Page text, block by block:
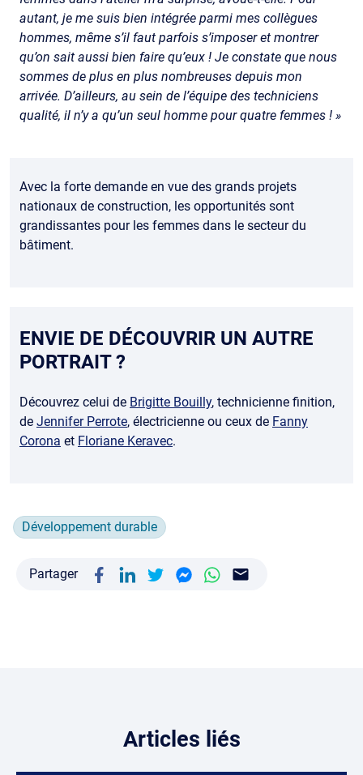
autant, je me suis bien intégrée parmi mes collègues
hommes, même s’il faut parfois s’imposer et montrer
qu’on sait aussi bien faire qu’eux ! Je constate que nous
sommes de plus en plus nombreuses depuis mon
arrivée. D’ailleurs, au sein de l’équipe des techniciens
qualité, il n’y a qu’un seul homme pour quatre femmes ! »
Avec la forte demande en vue des grands projets
nationaux de construction, les opportunités sont
grandissantes pour les femmes dans le secteur du
bâtiment.
ENVIE DE DÉCOUVRIR UN AUTRE
PORTRAIT ?
Découvrez celui de Brigitte Bouilly, technicienne finition,
de Jennifer Perrote, électricienne ou ceux de Fanny
Corona et Floriane Keravec.
Développement durable
Partager
Articles liés